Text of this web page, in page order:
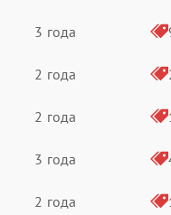
3 года
2 года
2 года
3 года
2 года